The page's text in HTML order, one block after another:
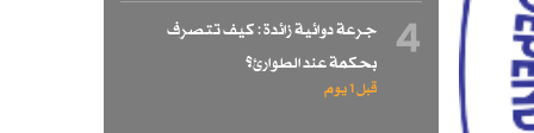
4
جرعة دوائية زائدة : كيف تتصرف
بحكمة عند الطوارئ؟
قبل 1 یوم